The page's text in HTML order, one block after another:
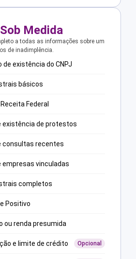
Medida
a todas as informações sobre um
de inadimplência.
de existência do CNPJ
básicos
Federal
existência de protestos
consultas recentes
empresas vinculadas
completos
Positivo
ou renda presumida
e limite de crédito Opcional